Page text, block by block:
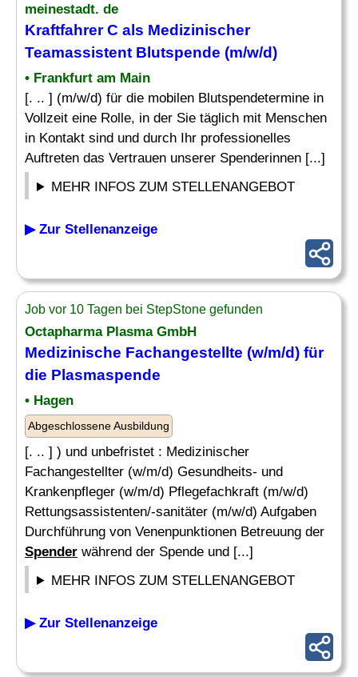
meinestadt. de
Kraftfahrer C als Medizinischer
Teamassistent Blutspende (m/w/d)
• Frankfurt am Main
[. .. ] (m/w/d) für die mobilen Blutspendetermine in
Vollzeit eine Rolle, in der Sie täglich mit Menschen
in Kontakt sind und durch Ihr professionelles
Auftreten das Vertrauen unserer Spenderinnen [...]
MEHR INFOS ZUM STELLENANGEBOT
▶ Zur Stellenanzeige
Job vor 10 Tagen bei StepStone gefunden
Octapharma Plasma GmbH
Medizinische Fachangestellte (w/m/d) für
die Plasmaspende
• Hagen
Abgeschlossene Ausbildung
[. .. ] ) und unbefristet : Medizinischer
Fachangestellter (w/m/d) Gesundheits- und
Krankenpfleger (w/m/d) Pflegefachkraft (m/w/d)
Rettungsassistenten/-sanitäter (m/w/d) Aufgaben
Durchführung von Venenpunktionen Betreuung der
Spender während der Spende und [...]
MEHR INFOS ZUM STELLENANGEBOT
▶ Zur Stellenanzeige